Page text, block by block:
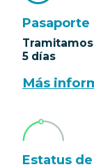
Pasaporte
5 días
Más
Estatus